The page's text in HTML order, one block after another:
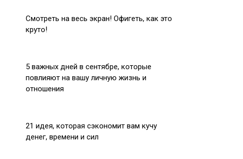
Смотреть на весь экран! Офигеть, как это
круто!
5 важных дней в сентябре, которые
повлияют на вашу личную жизнь и
отношения
21 идея, которая сэкономит вам кучу
денег, времени и сил